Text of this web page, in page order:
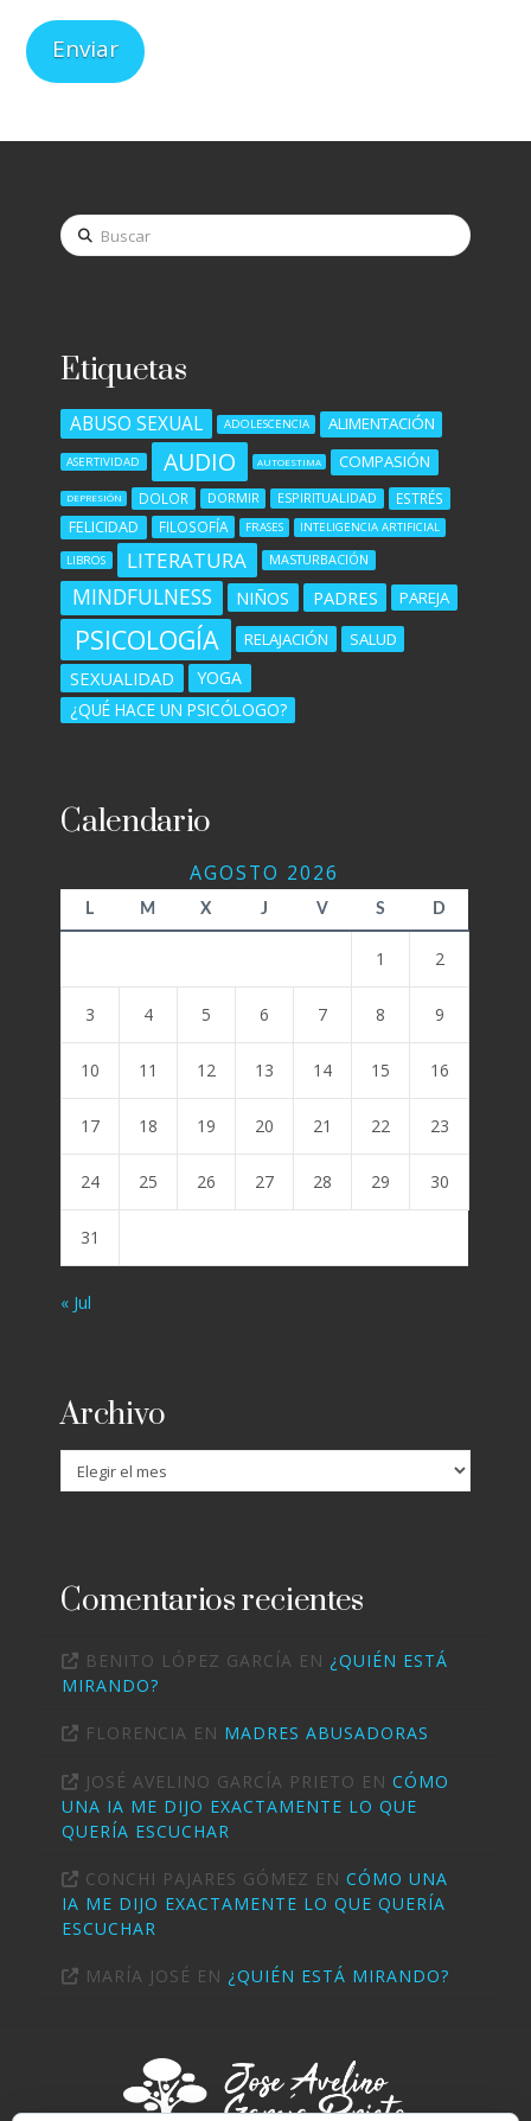
Buscar
Etiquetas
ABUSO SEXUAL ADOLESCENCIA ALIMENTACIÓN
ASERTIVIDAD AUDIO AUTOESTIMA COMPASIÓN
DEPRESIÓN DOLOR DORMIR ESPIRITUALIDAD ESTRÉS
FELICIDAD FILOSOFÍA FRASES INTELIGENCIA ARTIFICIAL
LIBROS LITERATURA MASTURBACIÓN
MINDFULNESS NIÑOS PADRES PAREJA
PSICOLOGÍA RELAJACIÓN SALUD
SEXUALIDAD
YOGA
¿QUÉ HACE UN PSICÓLOGO?
Calendario
AGOSTO 2026
L M X J V S D
1 2
3 4 5 6 7 8 9
10 11 12 13 14 15 16
17 18 19 20 21 22 23
24 25 26 27 28 29 30
31
« Jul
Archivo
Archivo
Comentarios recientes
BENITO LÓPEZ GARCÍA EN ¿QUIÉN ESTÁ
MIRANDO?
FLORENCIA EN MADRES ABUSADORAS
JOSÉ AVELINO GARCÍA PRIETO EN CÓMO
UNA IA ME DIJO EXACTAMENTE LO QUE
QUERÍA ESCUCHAR
CONCHI PAJARES GÓMEZ EN CÓMO UNA
IA ME DIJO EXACTAMENTE LO QUE QUERÍA
ESCUCHAR
MARÍA JOSÉ EN ¿QUIÉN ESTÁ MIRANDO?